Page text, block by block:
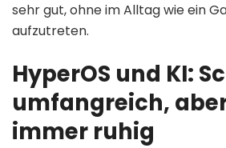
sehr gut, ohne im Alltag wie ein
aufzutreten.
HyperOS und KI:
umfangreich,
immer ruhig